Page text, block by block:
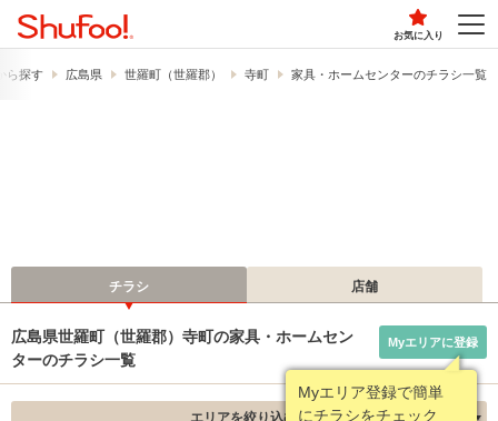
お気に入り
ら探す 広島県 世羅町（世羅郡） 寺町 家具・ホームセンターのチラシ一覧
チラシ 店舗
広島県世羅町（世羅郡）寺町の家具・ホームセン
ターのチラシ一覧
Myエリア登録で簡単
にチラシをチェック
Myエリアに登録
エリアを絞り込む